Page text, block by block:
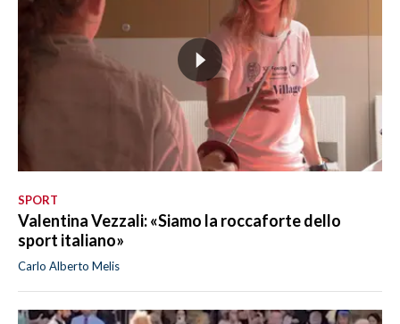
SPORT
Valentina Vezzali: «Siamo la roccaforte dello
sport italiano»
Carlo Alberto Melis